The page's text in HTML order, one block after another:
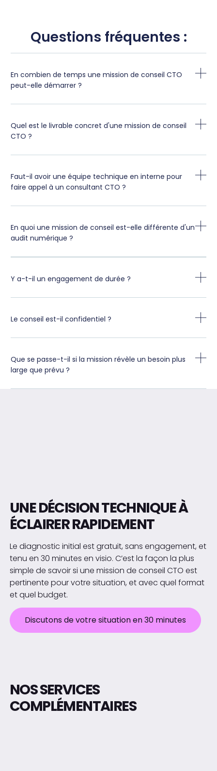
Questions fréquentes :
En combien de temps une mission de conseil CTO
peut-elle démarrer ?
Quel est le livrable concret d'une mission de conseil
CTO ?
Faut-il avoir une équipe technique en interne pour
faire appel à un consultant CTO ?
En quoi une mission de conseil est-elle différente d'un
audit numérique ?
Y a-t-il un engagement de durée ?
Le conseil est-il confidentiel ?
Que se passe-t-il si la mission révèle un besoin plus
large que prévu ?
UNE DÉCISION TECHNIQUE À
ÉCLAIRER RAPIDEMENT
Le diagnostic initial est gratuit, sans engagement, et
tenu en 30 minutes en visio. C’est la façon la plus
simple de savoir si une mission de conseil CTO est
pertinente pour votre situation, et avec quel format
et quel budget.
Discutons de votre situation en 30 minutes
NOS SERVICES
COMPLÉMENTAIRES